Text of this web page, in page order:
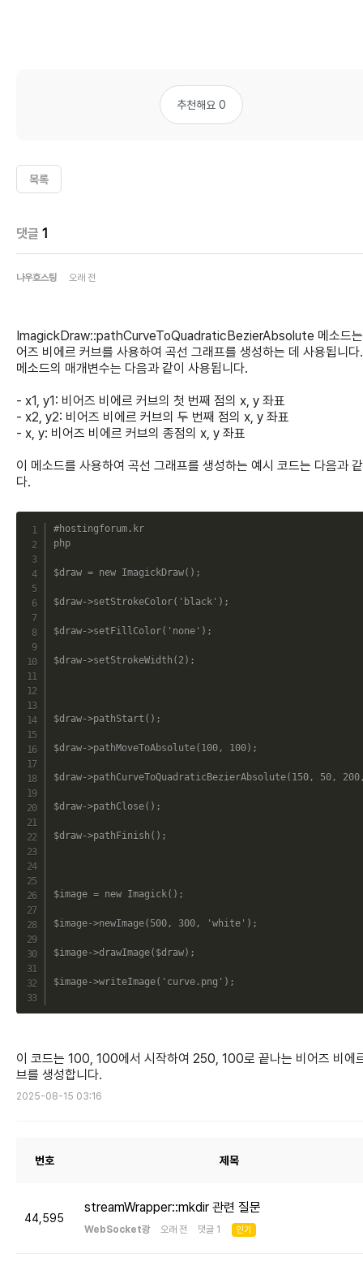
추천해요 0
목록
댓글 1
나우호스팅 오래 전
ImagickDraw::pathCurveToQuadraticBezierAbsolute 메소드
어즈 비에르 커브를 사용하여 곡선 그래프를 생성하는 데 사용됩니다
메소드의 매개변수는 다음과 같이 사용됩니다.
- x1, y1: 비어즈 비에르 커브의 첫 번째 점의 x, y 좌표
- x2, y2: 비어즈 비에르 커브의 두 번째 점의 x, y 좌표
- x, y: 비어즈 비에르 커브의 종점의 x, y 좌표
이 메소드를 사용하여 곡선 그래프를 생성하는 예시 코드는 다음과
다.
#hostingforum.kr
php
$draw = new ImagickDraw( ) ;
$draw->setStrokeColor( 'black' ) ;
$draw->setFillColor( 'none' ) ;
$draw->setStrokeWidth ( 2) ;
$draw->pathStart ( ) ;
$draw->pathMoveToAbsolute( 100, 100) ;
$draw->pathCurveToQuadraticBezierAbsolute( 150, 50, 200
$draw->pathClose( ) ;
$draw->pathFinish ( ) ;
$image = new Imagick( ) ;
$image->newImage( 500, 300, 'white' ) ;
$image->drawImage( $draw) ;
$image->writeImage( 'curve.png' ) ;
이 코드는 100, 100에서 시작하여 250, 100로 끝나는 비어즈 비에
브를 생성합니다.
2025-08-15 03:16
번호 제목
44,595
streamWrapper::mkdir 관련 질문
WebSocket광 오래 전 댓글 1 인기